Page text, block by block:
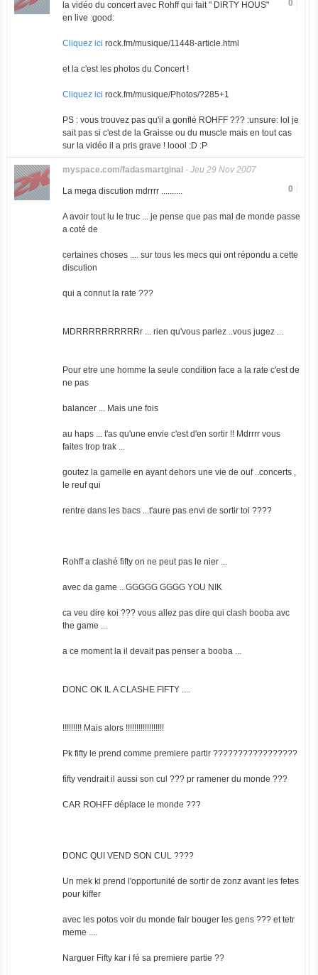
0
la vidéo du concert avec Rohff qui fait " DIRTY HOUS"
en live :good:
Cliquez ici rock.fm/musique/11448-article.html
et la c'est les photos du Concert !
Cliquez ici rock.fm/musique/Photos/?285+1
PS : vous trouvez pas qu'il a gonflé ROHFF ??? :unsure: lol je
sait pas si c'est de la Graisse ou du muscle mais en tout cas
sur la vidéo il a pris grave ! loool :D :P
myspace.com/fadasmartginal - Jeu 29 Nov 2007
0
La mega discution mdrrrr ..........
A avoir tout lu le truc ... je pense que pas mal de monde passe
a coté de
certaines choses .... sur tous les mecs qui ont répondu a cette
discution
qui a connut la rate ???
MDRRRRRRRRRRr ... rien qu'vous parlez ..vous jugez ...
Pour etre une homme la seule condition face a la rate c'est de
ne pas
balancer ... Mais une fois
au haps ... t'as qu'une envie c'est d'en sortir !! Mdrrrr vous
faites trop trak ...
goutez la gamelle en ayant dehors une vie de ouf ..concerts ,
le reuf qui
rentre dans les bacs ...t'aure pas envi de sortir toi ????
Rohff a clashé fifty on ne peut pas le nier ...
avec da game .. GGGGG GGGG YOU NIK
ca veu dire koi ??? vous allez pas dire qui clash booba avc
the game ...
a ce moment la il devait pas penser a booba ...
DONC OK IL A CLASHE FIFTY ....
!!!!!!!!! Mais alors !!!!!!!!!!!!!!!!!!
Pk fifty le prend comme premiere partir ?????????????????
fifty vendrait il aussi son cul ??? pr ramener du monde ???
CAR ROHFF déplace le monde ???
DONC QUI VEND SON CUL ????
Un mek ki prend l'opportunité de sortir de zonz avant les fetes
pour kiffer
avec les potos voir du monde fair bouger les gens ??? et tetr
meme ....
Narguer Fifty kar i fé sa premiere partie ??